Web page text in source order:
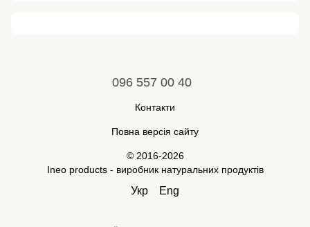
096 557 00 40
Контакти
Повна версія сайту
© 2016-2026
Ineo products - виробник натуральних продуктів
Укр Eng